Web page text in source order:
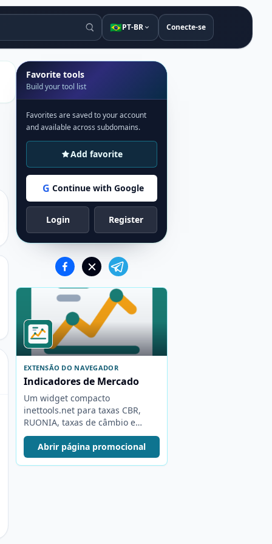
🇧🇷PT-BR Conecte-se
Favorite tools
Build your tool list
Favorites are saved to your account
and available across subdomains.
Add favorite
G Continue with Google
Login Register
EXTENSÃO DO NAVEGADOR
Indicadores de Mercado
Um widget compacto
inettools.net para taxas CBR,
RUONIA, taxas de câmbio e
índices MOEX.
Abrir página promocional